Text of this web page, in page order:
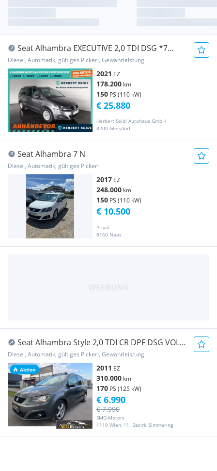
Seat Alhambra EXECUTIVE 2,0 TDI DSG *7
SITZE / SKY /...
Diesel, Automatik, gültiges Pickerl, Gewährleistung
2021 EZ
178.200 km
150 PS (110 kW)
Herbert Seidl Autohaus GmbH
8200 Gleisdorf
€ 25.880
Seat Alhambra 7 N
Diesel, Automatik, gültiges Pickerl
2017 EZ
248.000 km
150 PS (110 kW)
Privat
8160 Naas
€ 10.500
Aktion
Seat Alhambra Style 2,0 TDI CR DPF DSG VOLL
VOLL VOLL
Diesel, Automatik, gültiges Pickerl, Gewährleistung
2011 EZ
310.000 km
170 PS (125 kW)
SMG-Motors
1110 Wien, 11. Bezirk, Simmering
€ 7.990
€ 6.990